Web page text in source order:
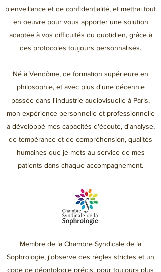
bienveillance et de confidentialité, et mettrai tout
en oeuvre pour vous apporter une solution
adaptée à vos difficultés du quotidien, grâce à
des protocoles toujours personnalisés.
Né à Vendôme, de formation supérieure en
philosophie, et avec plus d'une décennie
passée dans l'industrie audiovisuelle à Paris,
mon expérience personnelle et professionnelle
a développé mes capacités d'écoute, d'analyse,
de tempérance et de compréhension, qualités
humaines que je mets au service de mes
patients dans chaque accompagnement.
Membre de la Chambre Syndicale de la
Sophrologie, j'observe des règles strictes et un
code de déontologie précis, pour toujours plus